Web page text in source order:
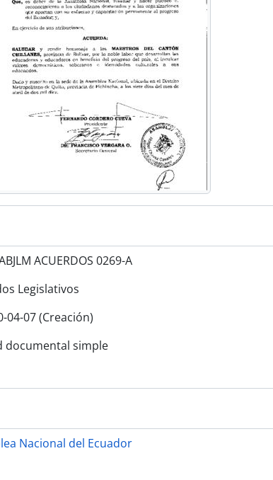
ACUERDOS 0269-A
Legislativos
04-07 (Creación)
documental simple
Nacional del Ecuador